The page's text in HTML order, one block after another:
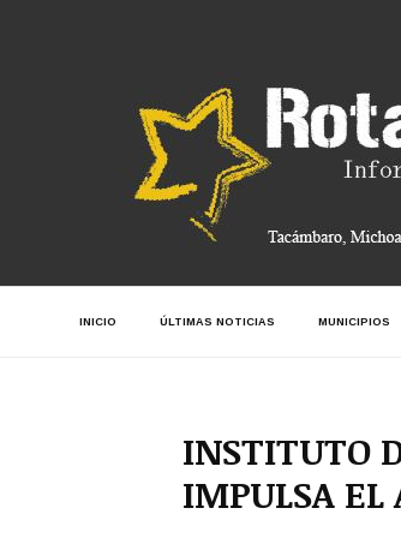
INICIO ÚLTIMAS NOTICIAS MUNICIPIOS
INSTITUTO
IMPULSA EL